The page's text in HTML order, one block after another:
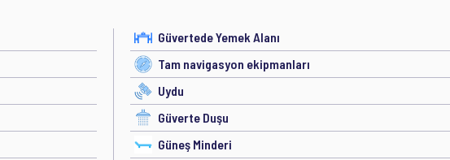
Güvertede Yemek Alanı
Tam navigasyon ekipmanları
Uydu
Güverte Duşu
Güneş Minderi